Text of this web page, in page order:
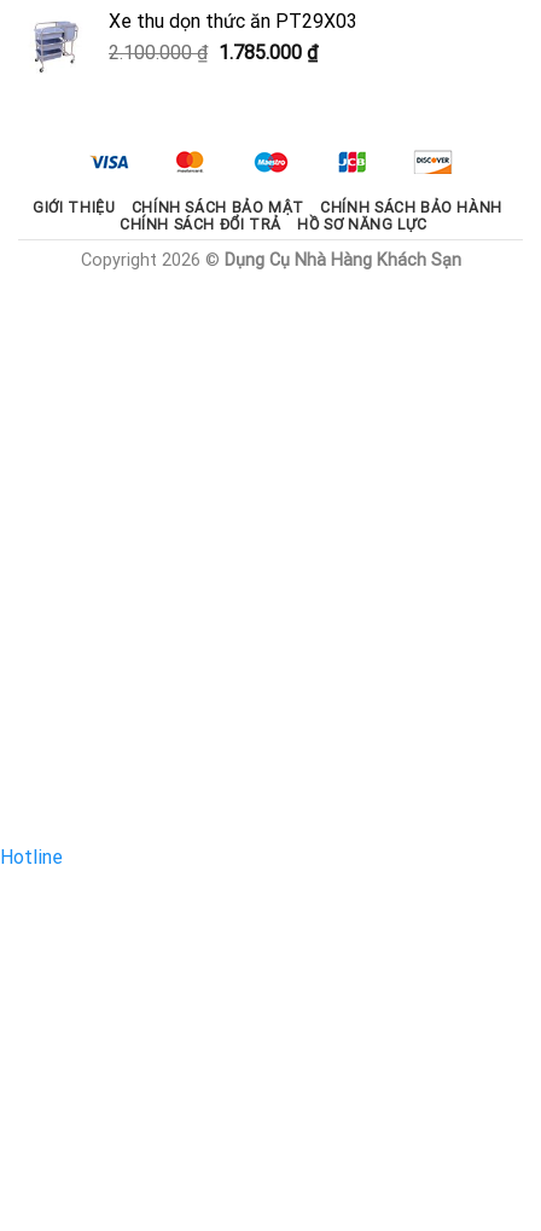
2.000.000 ₫.là:
1.800.000 ₫.
Xe thu dọn thức ăn PT29X03
2.100.000₫ Giá
1.785.000 ₫Giá
1.785.000 ₫.
GIỚI THIỆU CHÍNH SÁCH BẢO MẬT
CHÍNH SÁCH BẢO HÀNH
CHÍNH SÁCH ĐỔI TRẢ
HỒ SƠ NĂNG LỰC
Copyright 2026 © Dụng Cụ Nhà Hàng Khách Sạn
Hotline